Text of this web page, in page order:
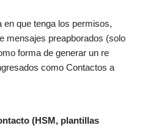
en que tenga los permisos,
mensajes preapborados (solo
forma de generar un re
como Contactos a
(HSM, plantillas